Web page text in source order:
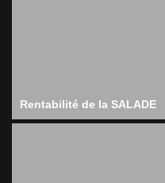
Rentabilité de la SALADE